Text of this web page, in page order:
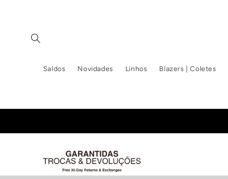
Saldos Novidades Linhos Blazers | Coletes